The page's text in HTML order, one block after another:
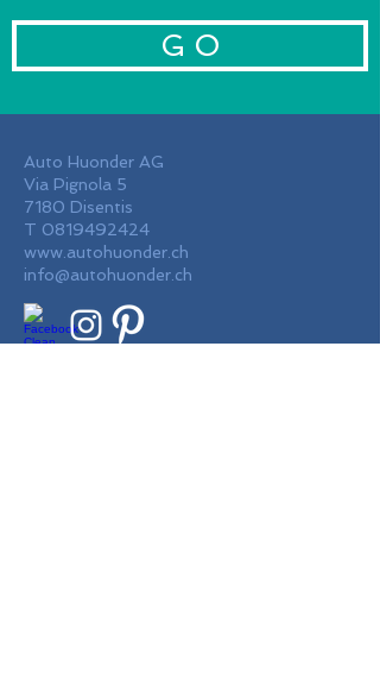
G O
Auto Huonder AG
Via Pignola 5
7180 Disentis
T 0819492424
www.autohuonder.ch
info@autohuonder.ch